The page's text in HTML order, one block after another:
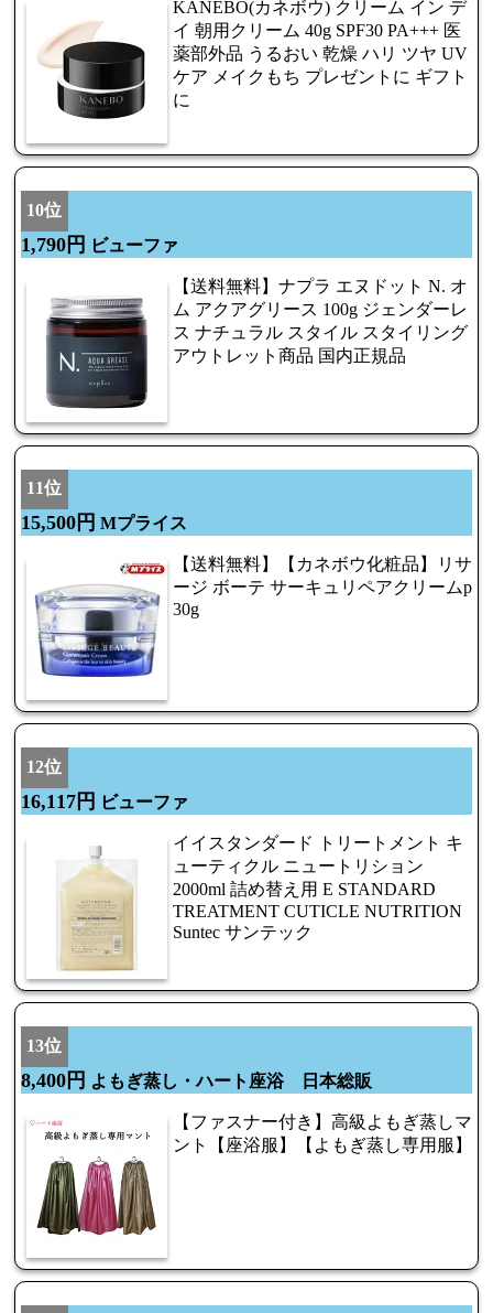
KANEBO(カネボウ) クリーム イン デ
イ 朝用クリーム 40g SPF30 PA+++ 医
薬部外品 うるおい 乾燥 ハリ ツヤ UV
ケア メイクもち プレゼントに ギフト
に
10位
1,790円 ビューファ
【送料無料】ナプラ エヌドット N. オ
ム アクアグリース 100g ジェンダーレ
ス ナチュラル スタイル スタイリング
アウトレット商品 国内正規品
11位
15,500円 Mプライス
【送料無料】【カネボウ化粧品】リサ
ージ ボーテ サーキュリペアクリームp
30g
12位
16,117円 ビューファ
イイスタンダード トリートメント キ
ューティクル ニュートリション
2000ml 詰め替え用 E STANDARD
TREATMENT CUTICLE NUTRITION
Suntec サンテック
13位
8,400円 よもぎ蒸し・ハート座浴 日本総販
【ファスナー付き】高級よもぎ蒸しマ
ント【座浴服】【よもぎ蒸し専用服】